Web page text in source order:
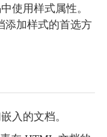
使用样式属性。
添加样式的首选方
入的文档。